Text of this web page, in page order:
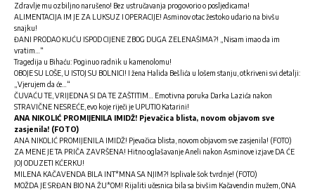
Zdravlje mu ozbiljno narušeno! Bez ustručavanja progovorio o posljedicama!
ALIMENTACIJA IM JE ZA LUKSUZ I OPERACIJE! Asminov otac žestoko udario na bivšu
snajku!
ĐANI PRODAO KUĆU ISPOD CIJENE ZBOG DUGA ZELENAŠIMA?! „Nisam imao da im
vratim…“
Tragedija u Bihaću: Poginuo radnik u kamenolomu!
OBOJE SU LOŠE, U ISTOJ SU BOLNICI! I žena Halida Bešlića u lošem stanju, otkriveni svi detalji:
„Vjerujem da će…“
ČUVAĆU TE, VRIJEDNA SI DA TE ZAŠTITIM… Emotivna poruka Darka Lazića nakon
STRAVIČNE NESREĆE, evo koje riječi je UPUTIO Katarini!
ANA NIKOLIĆ PROMIJENILA IMIDŽ! Pjevačica blista, novom objavom sve
zasjenila! (FOTO)
ANA NIKOLIĆ PROMIJENILA IMIDŽ! Pjevačica blista, novom objavom sve zasjenila! (FOTO)
ZA MENE JE TA PRIČA ZAVRŠENA! Hitno oglašavanje Aneli nakon Asminove izjave DA ĆE
JOJ ODUZETI KĆERKU!
MILENA KAČAVENDA BILA INT*MNA SA NJIM?! Isplivale šok tvrdnje! (FOTO)
MOŽDA JE SRĐAN BIO NA ŽU*OM! Rijaliti učesnica bila sa bivšim Kačavendin mužem, ONA